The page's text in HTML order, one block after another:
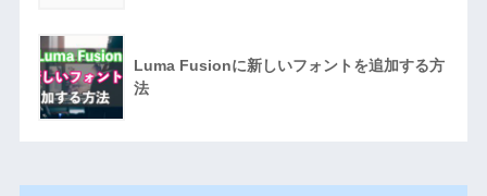
Luma Fusionに新しいフォントを追加する方
法